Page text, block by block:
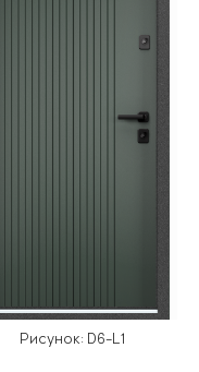
Рисунок: D6-L1